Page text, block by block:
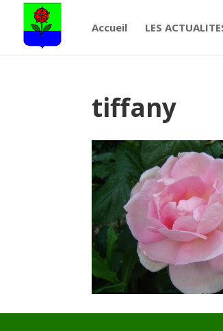
Accueil LES
tiffany